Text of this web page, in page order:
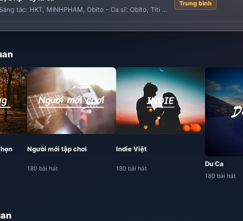
Sáng tác: HKT MINHPHAM Obito - Ca sĩ: Obito Titi HKT
Trung bình
Người mới tập chơi
180 bài hát
Indie Việt
180 bài hát
Du Ca
180 bài hát